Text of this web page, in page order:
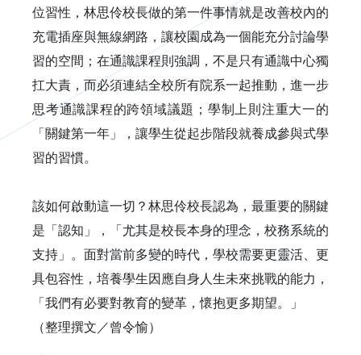
位習性，林思伶校長做的第一件事情就是改善校內的
充電插座與無線網路，讓校園成為一個能充分討論學
習的空間；在通識課程則強調，不是只有通識中心獨
扛大責，而必須連結全校所有院系一起推動，進一步
思考通識課程的跨領域議題；學制上則注重大一的
「關鍵第一年」，讓學生從起步階段就養成參與式學
習的習慣。
該如何啟動這一切？林思伶校長認為，最重要的關鍵
是「認知」，「尤其是校長本身的理念，校務系統的
支持」。面對當前多變的時代，學校需要更靈活、更
具包容性，培養學生因應自身人生未來挑戰的能力，
「我們有必要對教育的變革，懷抱更多期望。」
（整理撰文／曾令愉）